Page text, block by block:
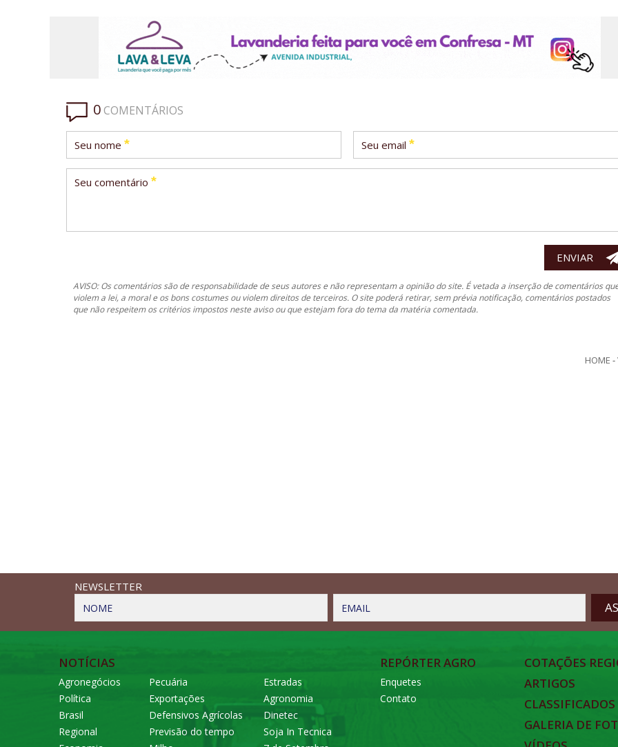
0COMENTÁRIOS
Seu nome * Seu email *
Seu comentário *
AVISO: Os comentários são de responsabilidade de seus autores e não representam a opinião do site. É vetada a inserção de comentários
violem a lei, a moral e os bons costumes ou violem direitos de terceiros. O site poderá retirar, sem prévia notificação, comentários postados
que não respeitem os critérios impostos neste aviso ou que estejam fora do tema da matéria comentada.
HOME -
NEWSLETTER
NOME EMAIL
NOTÍCIAS
Agronegócios
Política
Brasil
Regional
Pecuária
Exportações
Defensivos Agrícolas
Previsão do tempo
Estradas
Agronomia
Dinetec
Soja In Tecnica
REPÓRTER AGRO
Enquetes
Contato
COTAÇÕES
ARTIGOS
CLASSIFICADOS
GALERIA DE